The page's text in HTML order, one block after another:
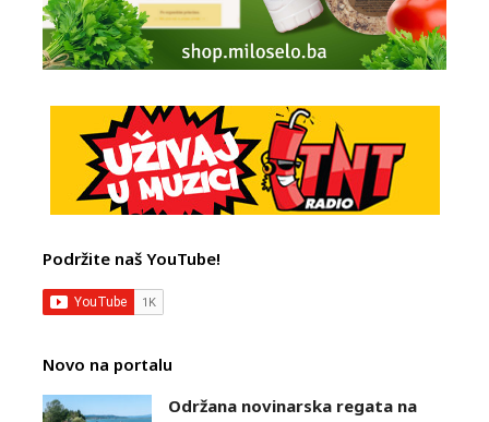
Podržite naš YouTube!
Novo na portalu
Održana novinarska regata na